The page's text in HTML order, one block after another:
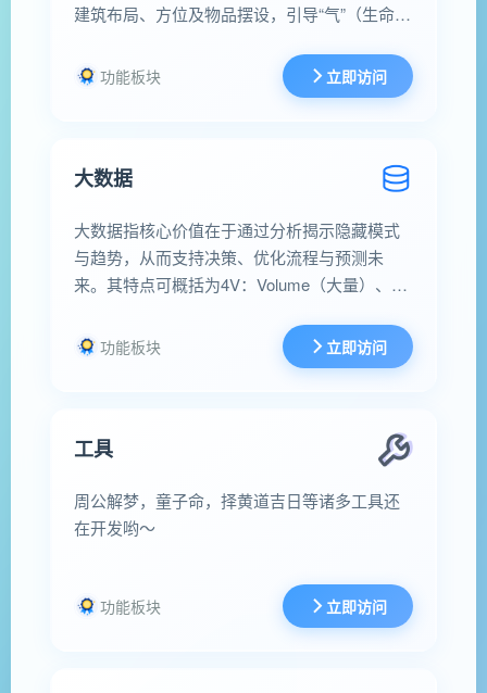
建筑布局、方位及物品摆设，引导“气”（生命能
道，创造天人和谐的生活环境，以期达到趋吉
避凶、提升运势与福祉的最终目的。
功能板块 立即访问
大数据
大数据指核心价值在于通过分析揭示隐藏模式
与趋势，从而支持决策、优化流程与预测未
来。其特点可概括为4V：Volume（大量）、
值）。功能板块 立即访问
工具
周公解梦，童子命，择黄道吉日等诸多工具还
在开发哟～
功能板块 立即访问